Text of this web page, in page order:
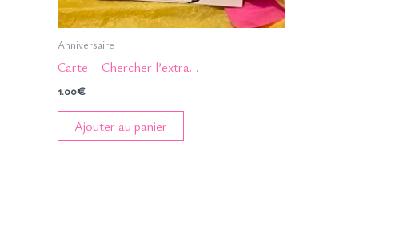
Anniversaire
Carte – Chercher l’extra…
1.00€
Ajouter au panier